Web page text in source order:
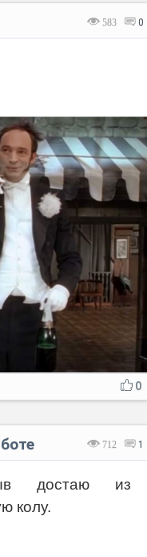
583 0
0
712 1
достаю из
колу.